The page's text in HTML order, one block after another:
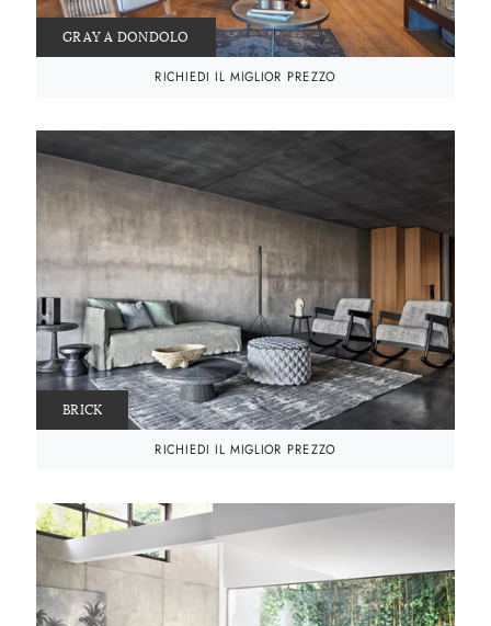
GRAY A DONDOLO
RICHIEDI IL MIGLIOR PREZZO
BRICK
RICHIEDI IL MIGLIOR PREZZO